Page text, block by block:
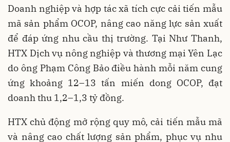
Doanh nghiệp và hợp tác xã tích cực cải tiến mẫu
mã sản phẩm OCOP, nâng cao năng lực sản xuất
để đáp ứng nhu cầu thị trường. Tại Như Thanh,
HTX Dịch vụ nông nghiệp và thương mại Yên Lạc
do ông Phạm Công Bảo điều hành mỗi năm cung
ứng khoảng 12–13 tấn miến dong OCOP, đạt
doanh thu 1,2–1,3 tỷ đồng.
HTX chủ động mở rộng quy mô, cải tiến mẫu mã
và nâng cao chất lượng sản phẩm, phục vụ nhu